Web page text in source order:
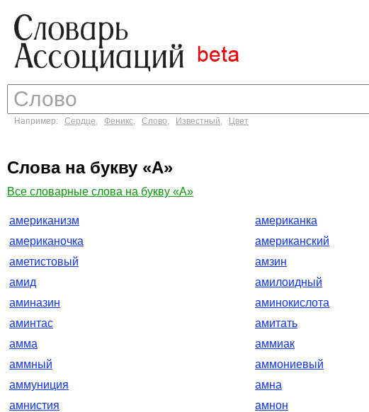
Например: Сердце, Феникс, Слово, Известный, Цвет
Слова на букву «А»
Все словарные слова на букву «А»
американизм американка
американочка
американский
аметистовый
амзин
амид
амилоидный
аминазин
аминокислота
аминтас
амитать
амма
аммиак
аммный
аммониевый
аммуниция
амна
амнистия
амнон